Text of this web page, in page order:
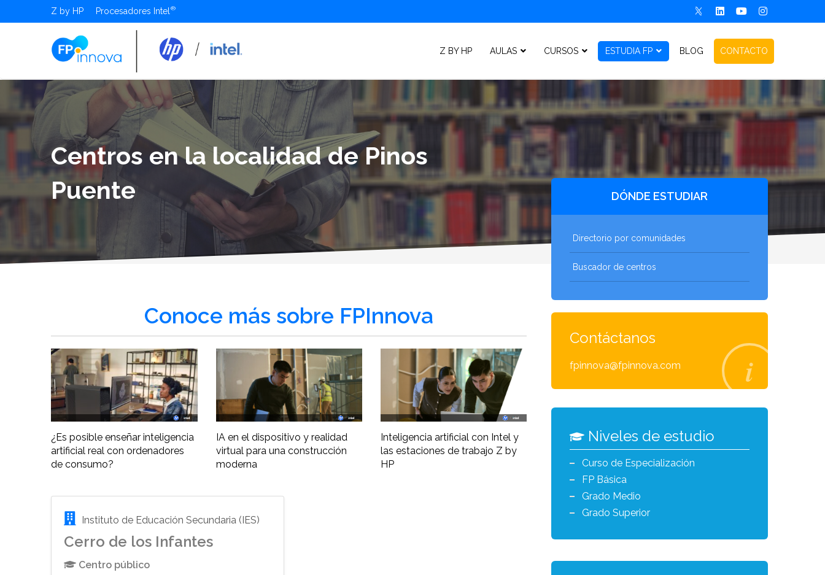
Z by HP Procesadores Intel
Z BY HP AULAS CURSOS ESTUDIA FP BLOG CONTACTO
Centros en la localidad de Pinos
Puente
Conoce más sobre FPInnova
¿Es posible enseñar inteligencia
artificial real con ordenadores
de consumo?
IA en el dispositivo y realidad
virtual para una construcción
moderna
Inteligencia artificial con Intel y
las estaciones de trabajo Z by
HP
Instituto de Educación Secundaria (IES)
Cerro de los Infantes
Centro público
DÓNDE ESTUDIAR
Directorio por comunidades
Buscador de centros
Contáctanos
fpinnova@fpinnova.com
Niveles de estudio
Curso de Especialización
FP Básica
Grado Medio
Grado Superior